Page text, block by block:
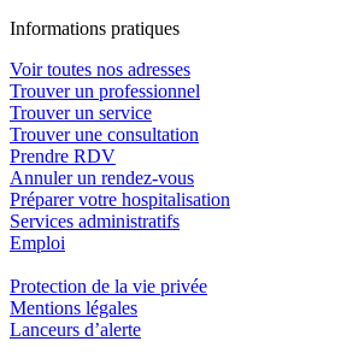
Informations pratiques
Voir toutes nos adresses
Trouver un professionnel
Trouver un service
Trouver une consultation
Prendre RDV
Annuler un rendez-vous
Préparer votre hospitalisation
Services administratifs
Emploi​
Protection de la vie privée
Mentions légales
Lanceurs d’alerte